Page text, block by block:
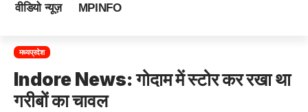
वीडियो न्यूज़ MPINFO
मध्यप्रदेश
Indore News: गोदाम में स्टोर कर रखा था
गरीबों का चावल